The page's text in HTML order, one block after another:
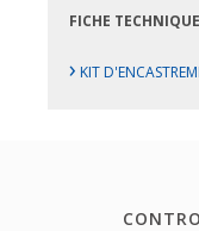
FICHE TECHNIQUE
› KIT